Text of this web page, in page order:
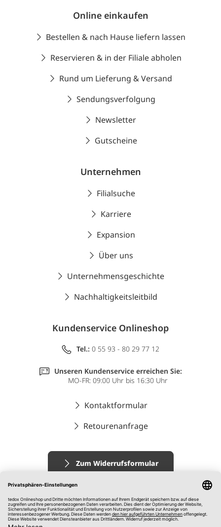
Online einkaufen
Bestellen & nach Hause liefern lassen
Reservieren & in der Filiale abholen
Rund um Lieferung & Versand
Sendungsverfolgung
Newsletter
Gutscheine
Unternehmen
Filialsuche
Karriere
Expansion
Über uns
Unternehmensgeschichte
Nachhaltigkeitsleitbild
Kundenservice Onlineshop
Tel.: 0 55 93 - 80 29 77 12
Unseren Kundenservice erreichen Sie:
MO-FR: 09:00 Uhr bis 16:30 Uhr
Kontaktformular
Retourenanfrage
Zum Widerrufsformular
Impressum
AGB